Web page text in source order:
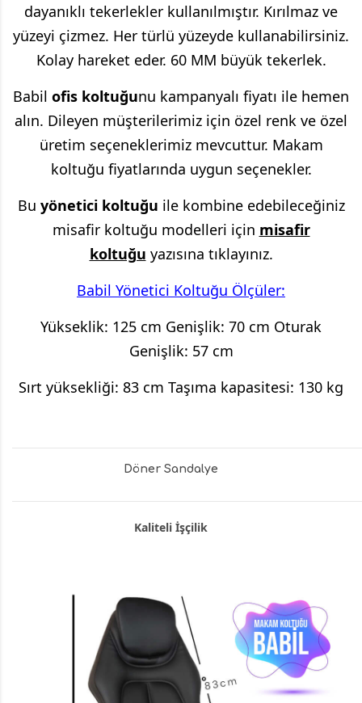
dayanıklı tekerlekler kullanılmıştır. Kırılmaz ve
yüzeyi çizmez. Her türlü yüzeyde kullanabilirsiniz.
Kolay hareket eder. 60 MM büyük tekerlek.
Babil ofis koltuğunu kampanyalı fiyatı ile hemen
alın. Dileyen müşterilerimiz için özel renk ve özel
üretim seçeneklerimiz mevcuttur. Makam
koltuğu fiyatlarında uygun seçenekler.
Bu yönetici koltuğu ile kombine edebileceğiniz
misafir koltuğu modelleri için misafir
koltuğu yazısına tıklayınız.
Babil Yönetici Koltuğu Ölçüler:
Yükseklik: 125 cm Genişlik: 70 cm Oturak
Genişlik: 57 cm
Sırt yüksekliği: 83 cm Taşıma kapasitesi: 130 kg
Döner Sandalye
Kaliteli İşçilik